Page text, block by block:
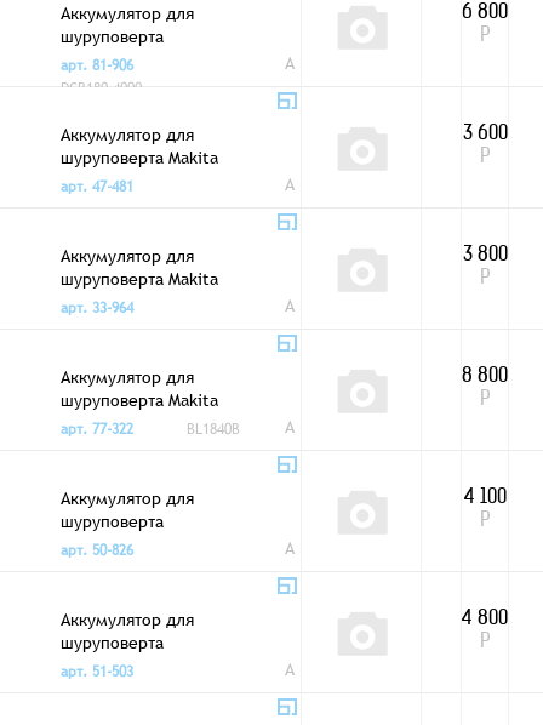
Аккумулятор для
шуруповерта
DEWALT 20V 4,0Ah
Li-ion
арт. 81-906
DCB180 4000
A
6 800
Р
Аккумулятор для
шуруповерта Makita
12V 2,0 Ah
арт. 47-481 A
3 600
Р
Аккумулятор для
шуруповерта Makita
18V 2,0 Ah
арт. 33-964 A
3 800
Р
Аккумулятор для
шуруповерта Makita
18V 4,0 Ah Li-Ion
арт. 77-322 BL1840B A
8 800
Р
Аккумулятор для
шуруповерта
Интерскол 14,4V
арт. 50-826 A
4 100
Р
Аккумулятор для
шуруповерта
Интерскол 18V
арт. 51-503 A
4 800
Р